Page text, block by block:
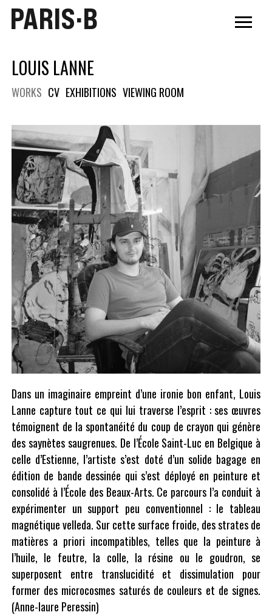
PARIS·B
LOUIS LANNE
WORKS CV EXHIBITIONS VIEWING ROOM
Dans un imaginaire empreint d’une ironie bon enfant, Louis
Lanne capture tout ce qui lui traverse l’esprit : ses œuvres
témoignent de la spontanéité du coup de crayon qui génère
des saynètes saugrenues. De l’École Saint-Luc en Belgique à
celle d’Estienne, l’artiste s’est doté d’un solide bagage en
édition de bande dessinée qui s’est déployé en peinture et
consolidé à l’École des Beaux-Arts. Ce parcours l’a conduit à
expérimenter un support peu conventionnel : le tableau
magnétique velleda. Sur cette surface froide, des strates de
matières a priori incompatibles, telles que la peinture à
l’huile, le feutre, la colle, la résine ou le goudron, se
superposent entre translucidité et dissimulation pour
former des microcosmes saturés de couleurs et de signes.
(Anne-laure Peressin)